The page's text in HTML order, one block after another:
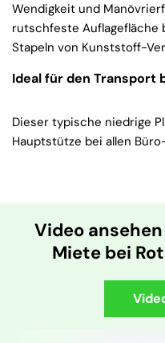
Wendigkeit und
rutschfeste Auflagefläche
Stapeln von Kunststoff-
Ideal für den Transport
Dieser typische niedrige
Hauptstütze bei allen
Video
Miete bei